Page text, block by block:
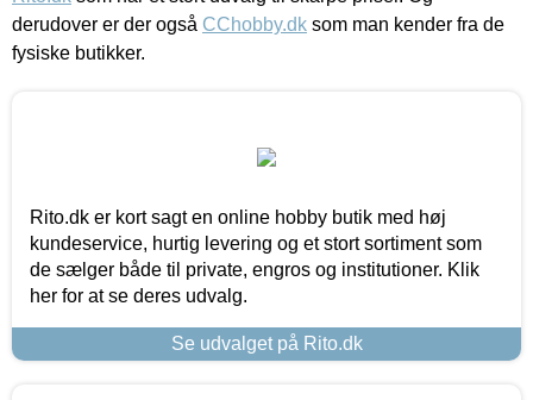
derudover er der også CChobby.dk som man kender fra de
fysiske butikker.
Rito.dk er kort sagt en online hobby butik med høj
kundeservice, hurtig levering og et stort sortiment som
de sælger både til private, engros og institutioner. Klik
her for at se deres udvalg.
Se udvalget på Rito.dk